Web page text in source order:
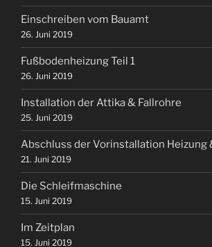
Einschreiben vom Bauamt
26. Juni 2019
Fußbodenheizung Teil 1
26. Juni 2019
Installation der Attika & Fallrohre
25. Juni 2019
Abschluss der Vorinstallation Heizung
21. Juni 2019
Die Schleifmaschine
15. Juni 2019
Im Zeitplan
15. Juni 2019